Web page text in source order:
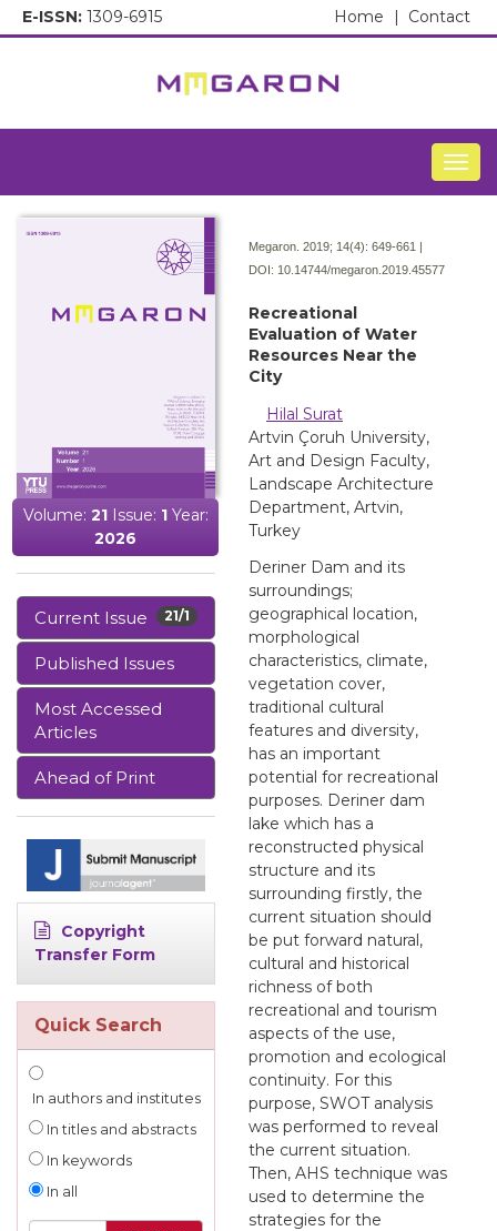
E-ISSN: 1309-6915 Contact
Home |
Volume: 21Issue: 1Year:
2026
21/1
Current Issue
Published Issues
Most Accessed
Articles
Ahead of Print
Copyright
Transfer Form
Quick Search
In authors and institutes
In titles and abstracts
In keywords
In all
Megaron. 2019; 14(4): 649-661 |
DOI: 10.14744/megaron.2019.45577
Recreational
Evaluation of Water
Resources Near the
City
Hilal Surat
Artvin Çoruh University,
Art and Design Faculty,
Landscape Architecture
Department, Artvin,
Turkey
Deriner Dam and its
surroundings;
geographical location,
morphological
characteristics, climate,
vegetation cover,
traditional cultural
features and diversity,
has an important
potential for recreational
purposes. Deriner dam
lake which has a
reconstructed physical
structure and its
surrounding firstly, the
current situation should
be put forward natural,
cultural and historical
richness of both
recreational and tourism
aspects of the use,
promotion and ecological
continuity. For this
purpose, SWOT analysis
was performed to reveal
the current situation.
Then, AHS technique was
used to determine the
strategies for the